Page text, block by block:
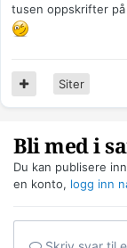
tusen oppskrifter
Siter
Bli med i
Du kan publisere
en konto, logg inn